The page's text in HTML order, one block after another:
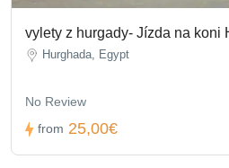
vylety z hurgady- Jízda na koni
Hurghada, Egypt
No Review
from 25,00€